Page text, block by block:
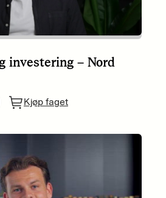
investering – Nord
Kjøp faget